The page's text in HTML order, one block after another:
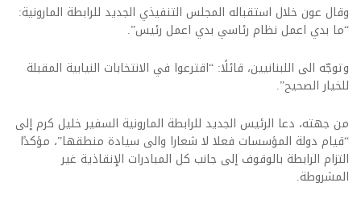
وقال عون خلال استقباله المجلس التنفيذي الجديد للرابطة المارونية:
“ما بدي اعمل نظام رئاسي بدي اعمل رئيس”.
وتوجّه الى اللبنانيين، قائلًا: “اقترعوا في الانتخابات النيابية المقبلة
للخيار الصحيح”.
من جهته، دعا الرئيس الجديد للرابطة المارونية السفير خليل كرم إلى
“قيام دولة المؤسسات فعلا لا شعارا والى سيادة منطقها”، مؤكدًا
التزام الرابطة بالوقوف إلى جانب كل المبادرات الإنقاذية غير
المشروطة.